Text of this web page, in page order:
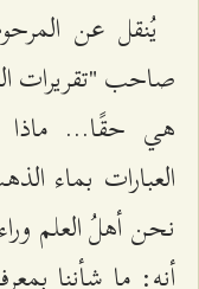
يُنقل عن
صاحب "تقريرات
هي حقًا... ماذا
العبارات بماء
نحن أهلُ العلم
أنه: ما شأننا